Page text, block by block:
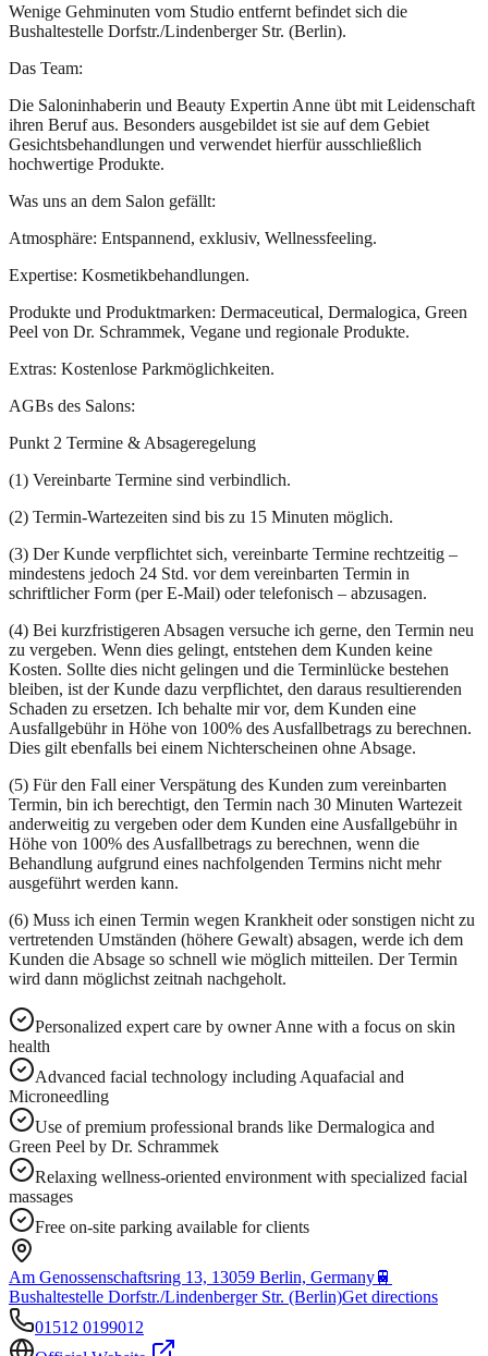
Wenige Gehminuten vom Studio entfernt befindet sich die
Bushaltestelle Dorfstr./Lindenberger Str. (Berlin).
Das Team:
Die Saloninhaberin und Beauty Expertin Anne übt mit Leidenschaft
ihren Beruf aus. Besonders ausgebildet ist sie auf dem Gebiet
Gesichtsbehandlungen und verwendet hierfür ausschließlich
hochwertige Produkte.
Was uns an dem Salon gefällt:
Atmosphäre: Entspannend, exklusiv, Wellnessfeeling.
Expertise: Kosmetikbehandlungen.
Produkte und Produktmarken: Dermaceutical, Dermalogica, Green
Peel von Dr. Schrammek, Vegane und regionale Produkte.
Extras: Kostenlose Parkmöglichkeiten.
AGBs des Salons:
Punkt 2 Termine & Absageregelung
(1) Vereinbarte Termine sind verbindlich.
(2) Termin-Wartezeiten sind bis zu 15 Minuten möglich.
(3) Der Kunde verpflichtet sich, vereinbarte Termine rechtzeitig –
mindestens jedoch 24 Std. vor dem vereinbarten Termin in
schriftlicher Form (per E-Mail) oder telefonisch – abzusagen.
(4) Bei kurzfristigeren Absagen versuche ich gerne, den Termin neu
zu vergeben. Wenn dies gelingt, entstehen dem Kunden keine
Kosten. Sollte dies nicht gelingen und die Terminlücke bestehen
bleiben, ist der Kunde dazu verpflichtet, den daraus resultierenden
Schaden zu ersetzen. Ich behalte mir vor, dem Kunden eine
Ausfallgebühr in Höhe von 100% des Ausfallbetrags zu berechnen.
Dies gilt ebenfalls bei einem Nichterscheinen ohne Absage.
(5) Für den Fall einer Verspätung des Kunden zum vereinbarten
Termin, bin ich berechtigt, den Termin nach 30 Minuten Wartezeit
anderweitig zu vergeben oder dem Kunden eine Ausfallgebühr in
Höhe von 100% des Ausfallbetrags zu berechnen, wenn die
Behandlung aufgrund eines nachfolgenden Termins nicht mehr
ausgeführt werden kann.
(6) Muss ich einen Termin wegen Krankheit oder sonstigen nicht zu
vertretenden Umständen (höhere Gewalt) absagen, werde ich dem
Kunden die Absage so schnell wie möglich mitteilen. Der Termin
wird dann möglichst zeitnah nachgeholt.
Personalized expert care by owner Anne with a focus on skin
health
Advanced facial technology including Aquafacial and
Microneedling
Use of premium professional brands like Dermalogica and
Green Peel by Dr. Schrammek
Relaxing wellness-oriented environment with specialized facial
massages
Free on-site parking available for clients
Am Genossenschaftsring 13, 13059 Berlin, Germany🚆
Bushaltestelle Dorfstr./Lindenberger Str. (Berlin)Get directions
01512 0199012